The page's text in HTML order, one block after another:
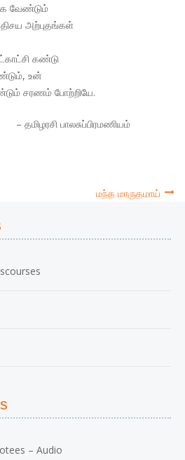
வேண்டும்
அற்புதங்கள்
கண்டு
உன்
சரணம் போற்றியே.
– தமிழரசி பாலசுப்பிரமணியம்
மந்த மாருதமாய்
– Audio